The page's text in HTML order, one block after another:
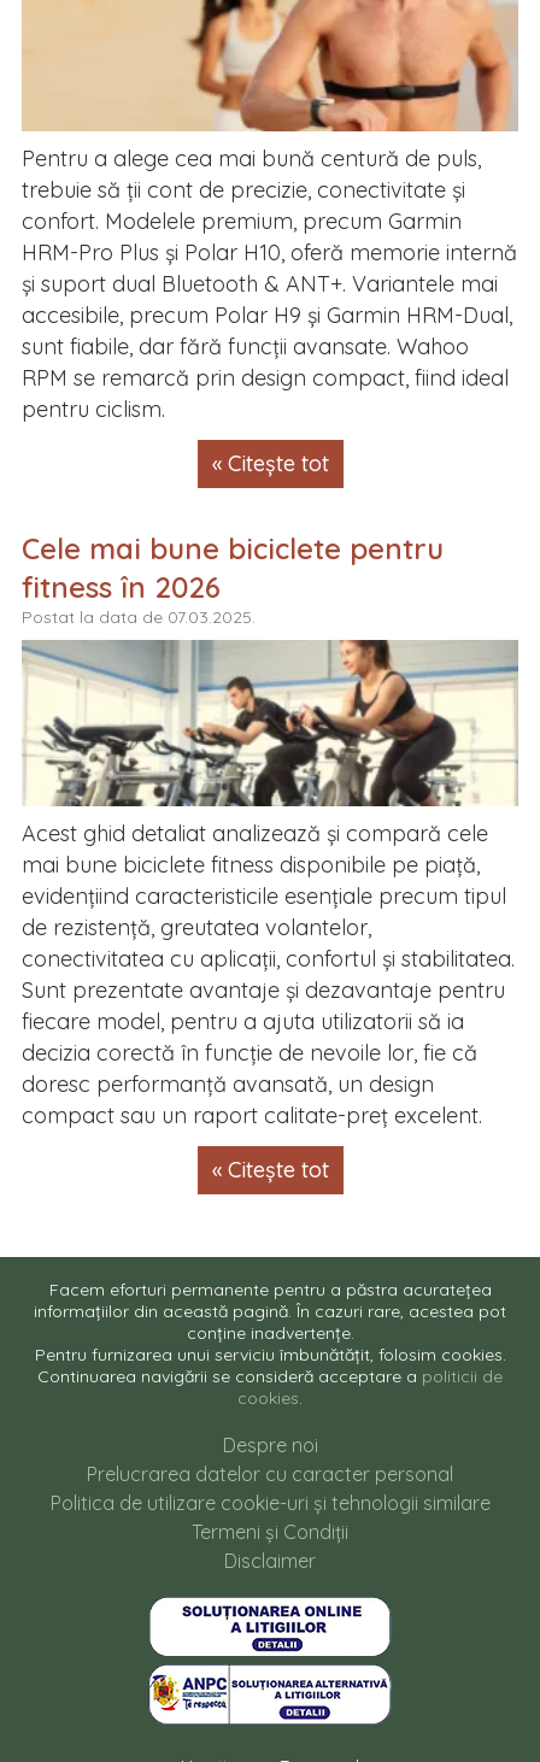
Pentru a alege cea mai bună centură de puls,
trebuie să ții cont de precizie, conectivitate și
confort. Modelele premium, precum Garmin
HRM-Pro Plus și Polar H10, oferă memorie internă
și suport dual Bluetooth & ANT+. Variantele mai
accesibile, precum Polar H9 și Garmin HRM-Dual,
sunt fiabile, dar fără funcții avansate. Wahoo
RPM se remarcă prin design compact, fiind ideal
pentru ciclism.
« Citește tot
Cele mai bune biciclete pentru
fitness în 2026
Postat la data de 07.03.2025.
Acest ghid detaliat analizează și compară cele
mai bune biciclete fitness disponibile pe piață,
evidențiind caracteristicile esențiale precum tipul
de rezistență, greutatea volantelor,
conectivitatea cu aplicații, confortul și stabilitatea.
Sunt prezentate avantaje și dezavantaje pentru
fiecare model, pentru a ajuta utilizatorii să ia
decizia corectă în funcție de nevoile lor, fie că
doresc performanță avansată, un design
compact sau un raport calitate-preț excelent.
« Citește tot
Facem eforturi permanente pentru a păstra acuratețea
informațiilor din această pagină. În cazuri rare, acestea pot
conține inadvertențe.
Pentru furnizarea unui serviciu îmbunătățit, folosim cookies.
Continuarea navigării se consideră acceptare a politicii de
cookies.
Despre noi
Prelucrarea datelor cu caracter personal
Politica de utilizare cookie-uri și tehnologii similare
Termeni și Condiții
Disclaimer